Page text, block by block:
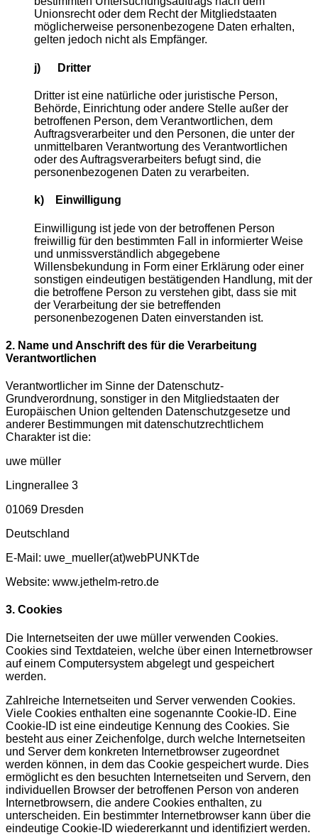
Unionsrecht oder dem Recht der Mitgliedstaaten
möglicherweise personenbezogene Daten erhalten,
gelten jedoch nicht als Empfänger.
j) Dritter
Dritter ist eine natürliche oder juristische Person,
Behörde, Einrichtung oder andere Stelle außer der
betroffenen Person, dem Verantwortlichen, dem
Auftragsverarbeiter und den Personen, die unter der
unmittelbaren Verantwortung des Verantwortlichen
oder des Auftragsverarbeiters befugt sind, die
personenbezogenen Daten zu verarbeiten.
k) Einwilligung
Einwilligung ist jede von der betroffenen Person
freiwillig für den bestimmten Fall in informierter Weise
und unmissverständlich abgegebene
Willensbekundung in Form einer Erklärung oder einer
sonstigen eindeutigen bestätigenden Handlung, mit der
die betroffene Person zu verstehen gibt, dass sie mit
der Verarbeitung der sie betreffenden
personenbezogenen Daten einverstanden ist.
2. Name und Anschrift des für die Verarbeitung
Verantwortlichen
Verantwortlicher im Sinne der Datenschutz-
Grundverordnung, sonstiger in den Mitgliedstaaten der
Europäischen Union geltenden Datenschutzgesetze und
anderer Bestimmungen mit datenschutzrechtlichem
Charakter ist die:
uwe müller
Lingnerallee 3
01069 Dresden
Deutschland
E-Mail: uwe_mueller(at)webPUNKTde
Website: www.jethelm-retro.de
3. Cookies
Die Internetseiten der uwe müller verwenden Cookies.
Cookies sind Textdateien, welche über einen Internetbrowser
auf einem Computersystem abgelegt und gespeichert
werden.
Zahlreiche Internetseiten und Server verwenden Cookies.
Viele Cookies enthalten eine sogenannte Cookie-ID. Eine
Cookie-ID ist eine eindeutige Kennung des Cookies. Sie
besteht aus einer Zeichenfolge, durch welche Internetseiten
und Server dem konkreten Internetbrowser zugeordnet
werden können, in dem das Cookie gespeichert wurde. Dies
ermöglicht es den besuchten Internetseiten und Servern, den
individuellen Browser der betroffenen Person von anderen
Internetbrowsern, die andere Cookies enthalten, zu
unterscheiden. Ein bestimmter Internetbrowser kann über die
eindeutige Cookie-ID wiedererkannt und identifiziert werden.